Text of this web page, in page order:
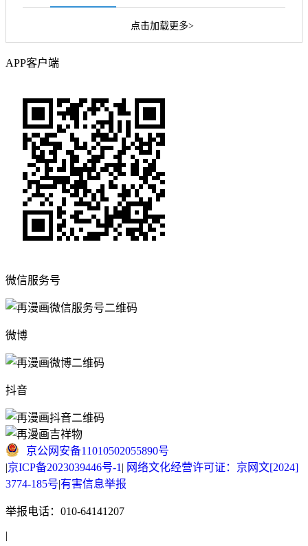
点击加载更多>
APP客户端
微信服务号
微博
抖音
京公网安备11010502055890号
|京ICP备2023039446号-1 | 网络文化经营许可证：京网文[2024]
3774-185号|有害信息举报
举报电话：010-64141207
|